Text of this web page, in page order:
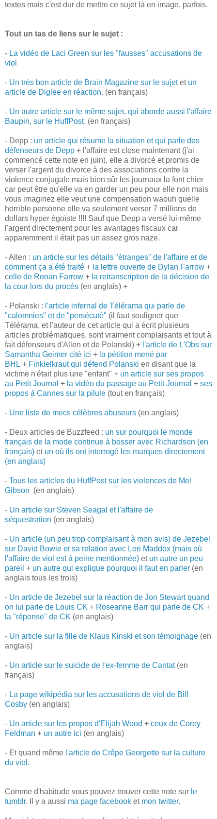
textes mais c'est dur de mettre ce sujet là en image, parfois.
Tout un tas de liens sur le sujet :
- La vidéo de Laci Green sur les "fausses" accusations de
viol
- Un très bon article de Brain Magazine sur le sujetet un
article de Diglee en réaction. (en français)
- Un autre article sur le même sujet, qui aborde aussi l'affaire
Baupin, sur le HuffPost. (en français)
- Depp : un article qui résume la situation et qui parle des
défenseurs de Depp + l'affaire est close maintenant (j'ai
commencé cette note en juin), elle a divorcé et promis de
verser l'argent du divorce à des associations contre la
violence conjugale mais bien sûr les journaux la font chier
car peut être qu'elle va en garder un peu pour elle non mais
vous imaginez elle veut une compensation waouh quelle
horrible personne elle va seulement verser 7 millions de
dollars hyper égoïste !!!! Sauf que Depp a versé lui-même
l'argent directement pour les avantages fiscaux car
apparemment il était pas un assez gros naze.
- Allen : un article sur les détails "étranges" de l'affaire et de
comment ça a été traité + la lettre ouverte de Dylan Farrow +
celle de Ronan Farrow + la retranscription de la décision de
la cour lors du procés (en anglais) +
- Polanski : l'article infernal de Télérama qui parle de
"calomnies" et de "persécuté" (il faut souligner que
Télérama, et l'auteur de cet article qui a écrit plusieurs
articles problématiques, sont vraiment complaisants et tout à
fait défenseurs d'Allen et de Polanski) + l'article de L'Obs sur
Samantha Geimer cité ici + la pétition mené par
BHL + Finkielkraut qui défend Polanski en disant que la
victime n'était plus une "enfant" + un article sur ses propos
au Petit Journal + la vidéo du passage au Petit Journal + ses
propos à Cannes sur la pilule (tout en français)
- Une liste de mecs célèbres abuseurs (en anglais)
- Deux articles de Buzzfeed : un sur pourquoi le monde
français de la mode continue à bosser avec Richardson (en
français) et un où ils ont interrogé les marques directement
(en anglais)
- Tous les articles du HuffPost sur les violences de Mel
Gibson (en anglais)
- Un article sur Steven Seagal et l'affaire de
séquestration (en anglais)
- Un article (un peu trop complaisant à mon avis) de Jezebel
sur David Bowie et sa relation avec Lori Maddox (mais où
l'affaire de viol est à peine mentionnée) et un autre un peu
pareil + un autre qui explique pourquoi il faut en parler (en
anglais tous les trois)
- Un article de Jezebel sur la réaction de Jon Stewart quand
on lui parle de Louis CK + Roseanne Barr qui parle de CK +
la "réponse" de CK (en anglais)
- Un article sur la fille de Klaus Kinski et son témoignage (en
anglais)
- Un article sur le suicide de l'ex-femme de Cantat(en
français)
- La page wikipédia sur les accusations de viol de Bill
Cosby (en anglais)
- Un article sur les propos d'Elijah Wood + ceux de Corey
Feldman + un autre ici (en anglais)
- Et quand même l'article de Crêpe Georgette sur la culture
du viol.
Comme d'habitude vous pouvez trouver cette note sur le
tumblr. Il y a aussi ma page facebook et mon twitter.